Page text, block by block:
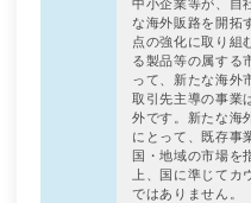
中小企業等が、自
な海外販路を開拓
点の強化に取り組
る製品等の属する
って、新たな海外
取引先主導の事業
外です。新たな海
にとって、既存事
国・地域の市場を
上、国に準じてカ
ではありません。